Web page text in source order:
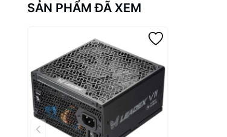
SẢN PHẨM ĐÃ XEM